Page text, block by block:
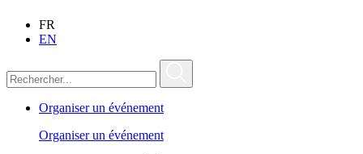
FR
EN
Organiser un événement
Organiser un événement